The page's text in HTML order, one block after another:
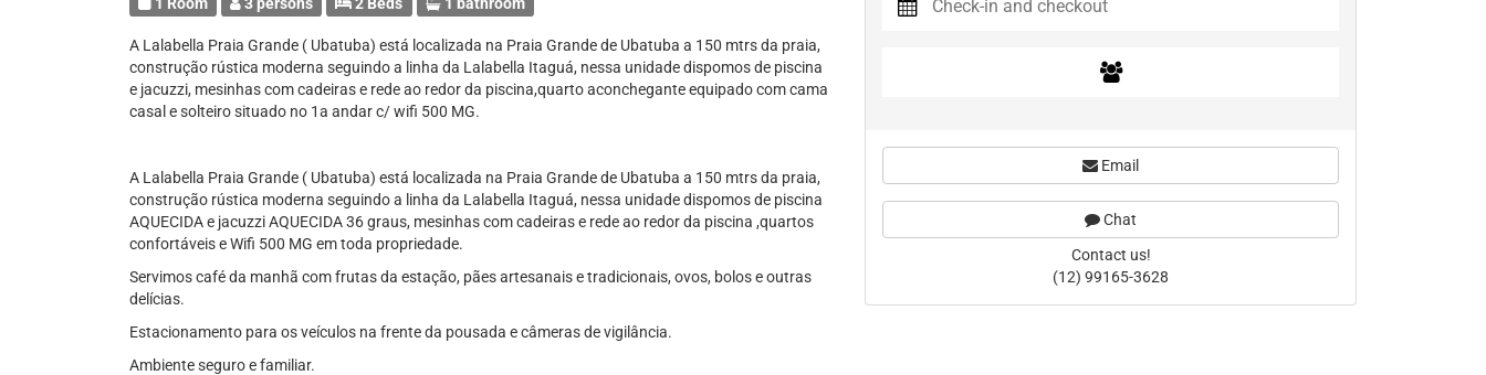
A Lalabella Praia Grande ( Ubatuba) está localizada na Praia Grande de Ubatuba a 150 mtrs da praia,
construção rústica moderna seguindo a linha da Lalabella Itaguá, nessa unidade dispomos de piscina
e jacuzzi, mesinhas com cadeiras e rede ao redor da piscina,quarto aconchegante equipado com cama
casal e solteiro situado no 1a andar c/ wifi 500 MG.
A Lalabella Praia Grande ( Ubatuba) está localizada na Praia Grande de Ubatuba a 150 mtrs da praia,
construção rústica moderna seguindo a linha da Lalabella Itaguá, nessa unidade dispomos de piscina
AQUECIDA e jacuzzi AQUECIDA 36 graus, mesinhas com cadeiras e rede ao redor da piscina ,quartos
confortáveis e Wifi 500 MG em toda propriedade.
Servimos café da manhã com frutas da estação, pães artesanais e tradicionais, ovos, bolos e outras
delícias.
Estacionamento para os veículos na frente da pousada e câmeras de vigilância.
Ambiente seguro e familiar.
Email
Chat
Contact us!
(12) 99165-3628